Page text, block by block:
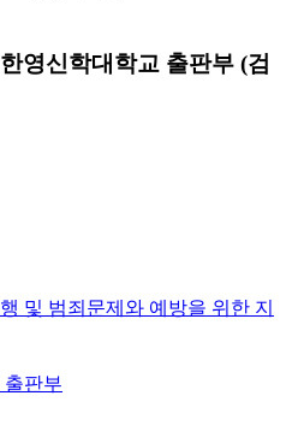
영신학대학교 출판부 (검
및 범죄문제와 예방을 위한 지
출판부